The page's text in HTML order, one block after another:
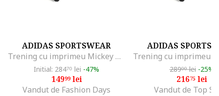
ADIDAS SPORTSWEAR
Trening cu imprimeu Mickey Mouse, Rosu/Negru/Verde deschis
Initial: 28470 lei -47%
14999lei
Vandut de Fashion Days
ADIDAS
28900lei -25%
21675lei
Vandut de Top